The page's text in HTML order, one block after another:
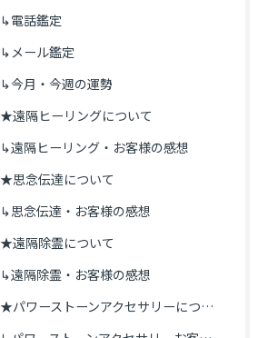
↳電話鑑定
↳メール鑑定
↳今月・今週の運勢
★遠隔ヒーリングについて
↳遠隔ヒーリング・お客様の感想
★思念伝達について
↳思念伝達・お客様の感想
★遠隔除霊について
↳遠隔除霊・お客様の感想
★パワーストーンアクセサリーについて